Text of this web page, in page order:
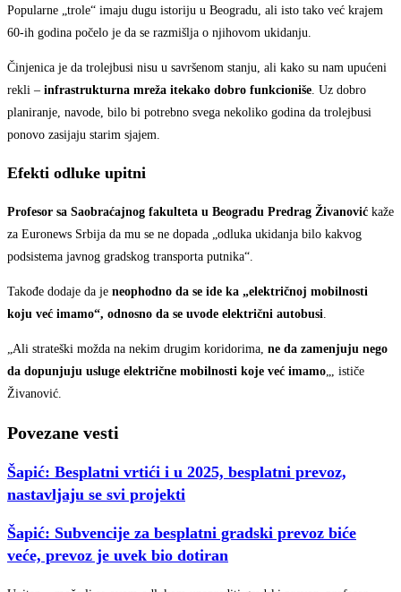
Popularne „trole“ imaju dugu istoriju u Beogradu, ali isto tako već krajem
60-ih godina počelo je da se razmišlja o njihovom ukidanju.
Činjenica je da trolejbusi nisu u savršenom stanju, ali kako su nam upućeni
rekli – infrastrukturna mreža itekako dobro funkcioniše . Uz dobro
planiranje, navode, bilo bi potrebno svega nekoliko godina da trolejbusi
ponovo zasijaju starim sjajem.
Efekti odluke upitni
Profesor sa Saobraćajnog fakulteta u Beogradu Predrag Živanović kaže
za Euronews Srbija da mu se ne dopada „odluka ukidanja bilo kakvog
podsistema javnog gradskog transporta putnika“.
Takođe dodaje da je neophodno da se ide ka „električnoj mobilnosti
koju već imamo“, odnosno da se uvode električni autobusi
„Ali strateški možda na nekim drugim koridorima, ne da zamenjuju nego
da dopunjuju usluge električne mobilnosti koje već imamo „, ističe
Živanović.
Povezane vesti
Šapić: Besplatni vrtići i u 2025, besplatni prevoz,
nastavljaju se svi projekti
Šapić: Subvencije za besplatni gradski prevoz biće
veće, prevoz je uvek bio dotiran